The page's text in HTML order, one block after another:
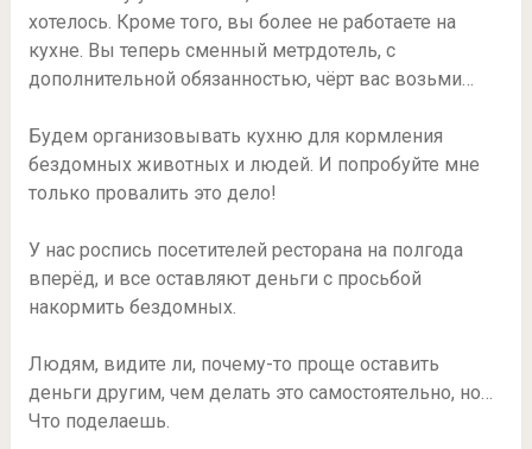
хотелось. Кроме того, вы более не работаете на
кухне. Вы теперь сменный метрдотель, с
дополнительной обязанностью, чёрт вас возьми…
Будем организовывать кухню для кормления
бездомных животных и людей. И попробуйте мне
только провалить это дело!
У нас роспись посетителей ресторана на полгода
вперёд, и все оставляют деньги с просьбой
накормить бездомных.
Людям, видите ли, почему-то проще оставить
деньги другим, чем делать это самостоятельно, но…
Что поделаешь.